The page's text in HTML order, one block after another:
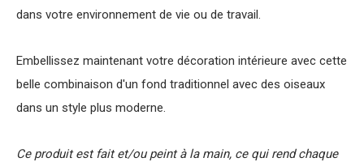
dans votre environnement de vie ou de travail.
Embellissez maintenant votre décoration intérieure avec cette
belle combinaison d'un fond traditionnel avec des oiseaux
dans un style plus moderne.
Ce produit est fait et/ou peint à la main, ce qui rend chaque